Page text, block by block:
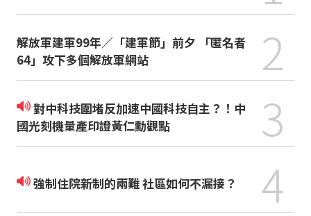
解放軍建軍99年／「建軍節」前夕 「匿名者
64」攻下多個解放軍網站
2
對中科技圍堵反加速中國科技自主？！中
國光刻機量產印證黃仁勳觀點
3
強制住院新制的兩難 社區如何不漏接？ 4